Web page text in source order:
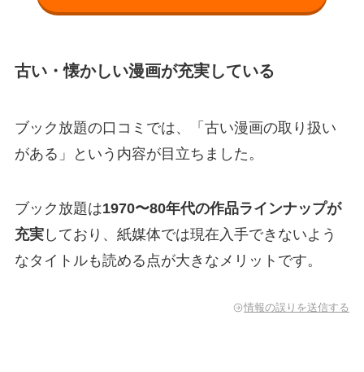
古い・懐かしい漫画が充実している
ブック放題の口コミでは、「古い漫画の取り扱い
がある」という内容が目立ちました。
ブック放題は1970〜80年代の作品ラインナップが
充実しており、紙媒体では現在入手できないよう
なタイトルも読める点が大きなメリットです。
情報の誤りを送信する